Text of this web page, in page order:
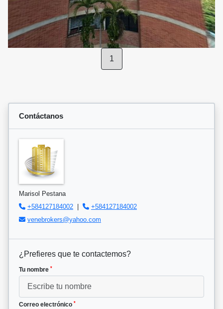
1
Contáctanos
Marisol Pestana
+584127184002
+584127184002
venebrokers@yahoo.com
¿Prefieres que te contactemos?
Tu nombre *
Correo electrónico *